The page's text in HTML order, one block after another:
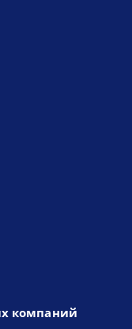
компаний